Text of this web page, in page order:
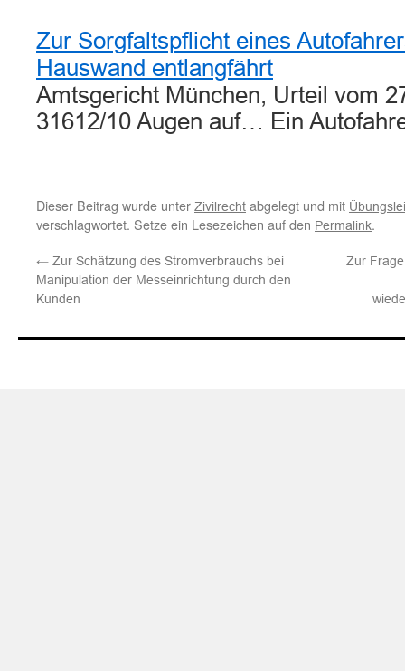
Zur Sorgfaltspflicht eines
Hauswand entlangfährt
Amtsgericht München, Urteil vom
31612/10 Augen auf… Ein
Dieser Beitrag wurde unter Zivilrecht abgelegt und mit
verschlagwortet. Setze ein Lesezeichen auf den Permalink.
← Zur Schätzung des Stromverbrauchs bei
Manipulation der Messeinrichtung durch den
Kunden
Zur